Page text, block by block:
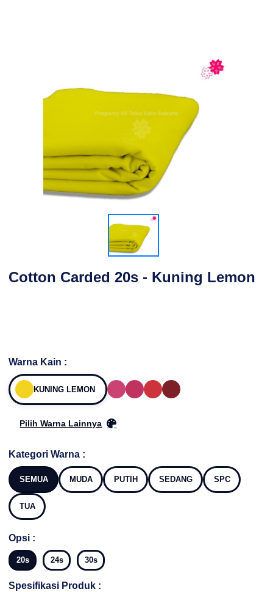
Cotton Carded 20s - Kuning Lemon
Warna Kain :
KUNING LEMON
Pilih Warna Lainnya
Kategori Warna :
SEMUA MUDA PUTIH SEDANG SPC
TUA
Opsi :
20s 24s 30s
Spesifikasi Produk :